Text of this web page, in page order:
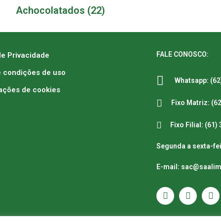
Achocolatados (22)
Privacidade
condições de uso
de cookies
FALE CONOSCO:
Whatsapp:
Fixo Matriz:
Fixo Filial: (61)
Segunda a sexta-
E-mail: